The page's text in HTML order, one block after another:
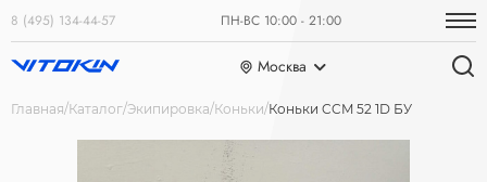
8 (495) 134-44-57 ПН-ВС 10:00 - 21:00
Москва
Главная Каталог Экипировка Коньки Коньки CCM 52 1D БУ